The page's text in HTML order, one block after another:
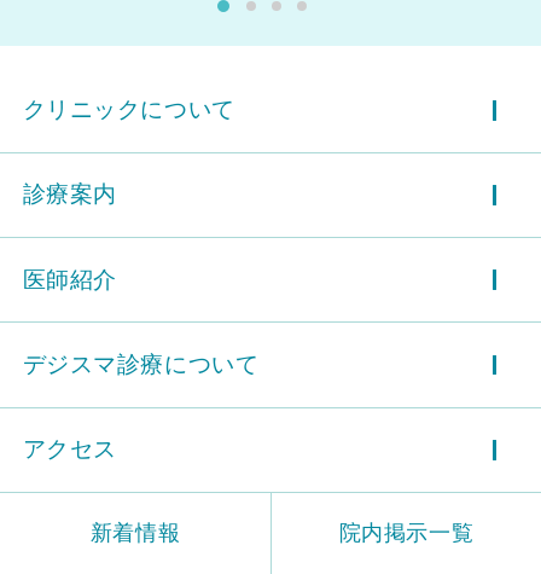
クリニックについて
診療案内
医師紹介
デジスマ診療について
アクセス
新着情報 院内掲示一覧